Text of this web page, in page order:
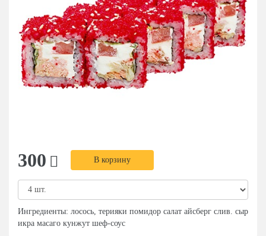
300 В корзину
Ингредиенты: лосось, терияки помидор салат айсберг слив. сыр
икра масаго кунжут шеф-соус